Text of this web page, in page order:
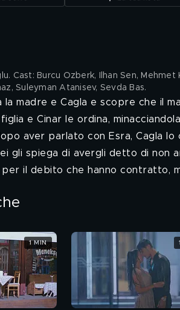
Cast: Burcu Ozberk, Ilhan Sen,
Suleyman Atanisev, Sevda Bas.
madre e Cagla e scopre che il
e Cinar le ordina,
aver parlato con Esra, Cagla
gli spiega di avergli detto di non
il debito che hanno contratto,
1 MIN